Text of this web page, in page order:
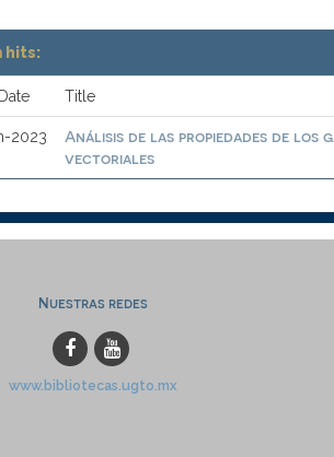
hits:
Title
2023
Análisis de las propiedades de los
vectoriales
Nuestras redes
www.bibliotecas.ugto.mx